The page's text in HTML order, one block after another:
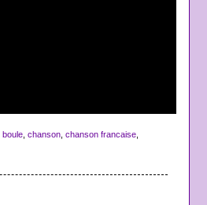
boule, chanson, chanson francaise,